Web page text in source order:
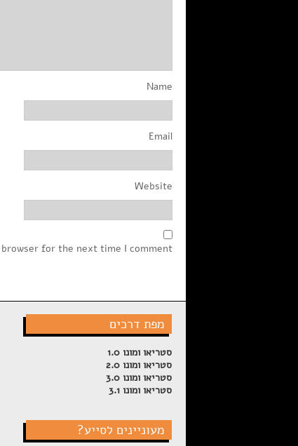
Name
Email
Website
for the next time I comment.
מפת דרכים
סטריאו ומונו 1.0
סטריאו ומונו 2.0
סטריאו ומונו 3.0
סטריאו ומונו 3.1
מעוניינים לסייע?